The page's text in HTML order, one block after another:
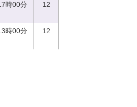
時00分 12
時00分 12